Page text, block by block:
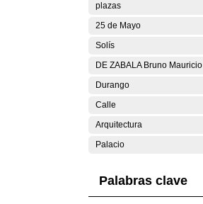
plazas
25 de Mayo
Solís
DE ZABALA Bruno Mauricio
Durango
Calle
Arquitectura
Palacio
Palabras clave